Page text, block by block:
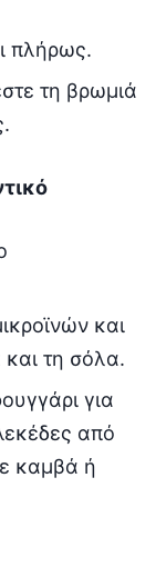
πλήρως.
τη βρωμιά
και
τη σόλα.
για
από
καμβά ή